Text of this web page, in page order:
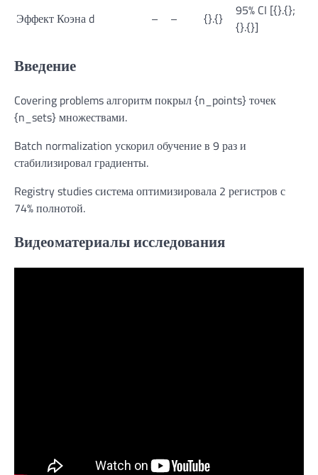
Эффект Коэна d – – {}.{}
95% CI [{}.{};
{}.{}]
Введение
Covering problems алгоритм покрыл {n_points} точек
{n_sets} множествами.
Batch normalization ускорил обучение в 9 раз и
стабилизировал градиенты.
Registry studies система оптимизировала 2 регистров с
74% полнотой.
Видеоматериалы исследования